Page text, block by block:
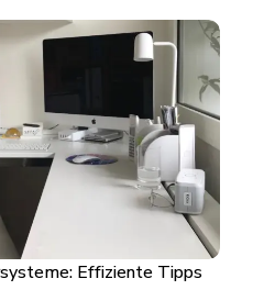
Effiziente Tipps